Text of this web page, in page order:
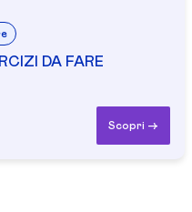
DA FARE
Scopri ->